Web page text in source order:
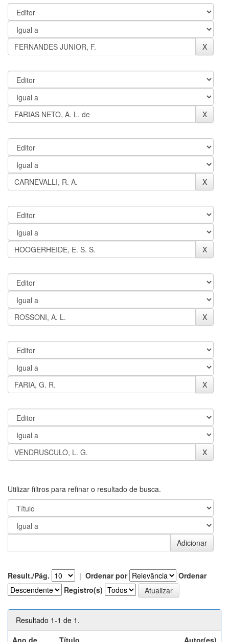
Utilizar filtros para refinar o resultado de busca.
Result./Pág. | Ordenar por
Ordenar
Registro(s)
Resultado 1-1 de 1.
Ano de
Título Autor(es)